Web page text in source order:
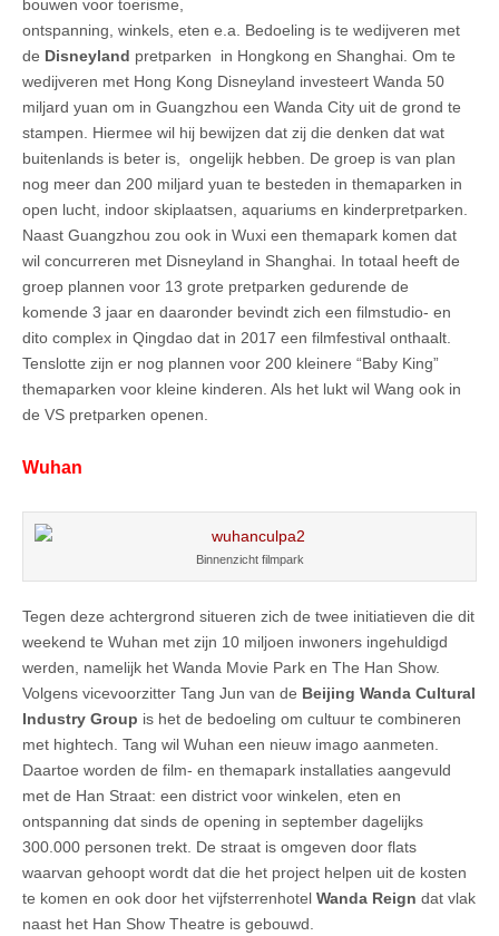
bouwen voor toerisme,
ontspanning, winkels, eten e.a. Bedoeling is te wedijveren met
de Disneyland pretparken in Hongkong en Shanghai. Om te
wedijveren met Hong Kong Disneyland investeert Wanda 50
miljard yuan om in Guangzhou een Wanda City uit de grond te
stampen. Hiermee wil hij bewijzen dat zij die denken dat wat
buitenlands is beter is, ongelijk hebben. De groep is van plan
nog meer dan 200 miljard yuan te besteden in themaparken in
open lucht, indoor skiplaatsen, aquariums en kinderpretparken.
Naast Guangzhou zou ook in Wuxi een themapark komen dat
wil concurreren met Disneyland in Shanghai. In totaal heeft de
groep plannen voor 13 grote pretparken gedurende de
komende 3 jaar en daaronder bevindt zich een filmstudio- en
dito complex in Qingdao dat in 2017 een filmfestival onthaalt.
Tenslotte zijn er nog plannen voor 200 kleinere “Baby King”
themaparken voor kleine kinderen. Als het lukt wil Wang ook in
de VS pretparken openen.
Wuhan
Binnenzicht filmpark
Tegen deze achtergrond situeren zich de twee initiatieven die dit
weekend te Wuhan met zijn 10 miljoen inwoners ingehuldigd
werden, namelijk het Wanda Movie Park en The Han Show.
Volgens vicevoorzitter Tang Jun van de Beijing Wanda Cultural
Industry Group is het de bedoeling om cultuur te combineren
met hightech. Tang wil Wuhan een nieuw imago aanmeten.
Daartoe worden de film- en themapark installaties aangevuld
met de Han Straat: een district voor winkelen, eten en
ontspanning dat sinds de opening in september dagelijks
300.000 personen trekt. De straat is omgeven door flats
waarvan gehoopt wordt dat die het project helpen uit de kosten
te komen en ook door het vijfsterrenhotel Wanda Reign dat vlak
naast het Han Show Theatre is gebouwd.